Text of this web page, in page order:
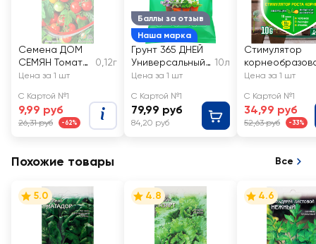
Семена ДОМ
СЕМЯН Томат
Балконное
0,12г
Цена за 1 шт
С Картой №1
9,99 руб
26,31 руб -62%
Баллы за отзыв
Наша марка
Грунт 365 ДНЕЙ
Универсальный
2
10л
Цена за 1 шт
С Картой №1
79,99 руб
84,20 руб
Стимулятор
ия ГРИН БЭЛТ
01-584
Цена за 1 шт
С Картой №1
34,99 руб
52,63 руб -33%
Похожие товары Все
5.0 4.8 4.6